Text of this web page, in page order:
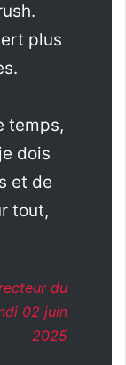
plus
temps,
dois
et de
tout,
du
02 juin
2025